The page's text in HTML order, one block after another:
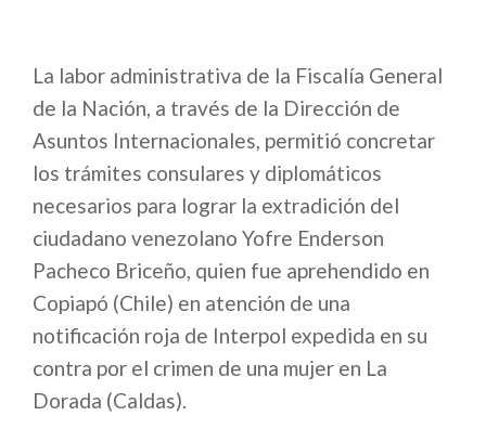
La labor administrativa de la Fiscalía General
de la Nación, a través de la Dirección de
Asuntos Internacionales, permitió concretar
los trámites consulares y diplomáticos
necesarios para lograr la extradición del
ciudadano venezolano Yofre Enderson
Pacheco Briceño, quien fue aprehendido en
Copiapó (Chile) en atención de una
notificación roja de Interpol expedida en su
contra por el crimen de una mujer en La
Dorada (Caldas).